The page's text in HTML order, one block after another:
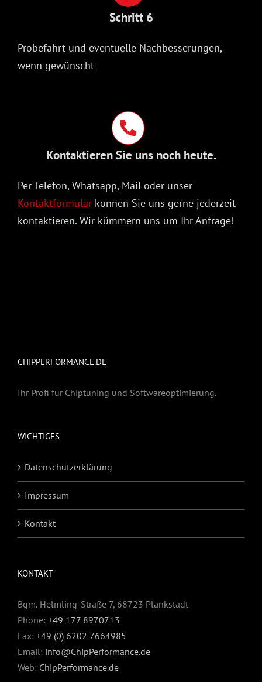
Schritt 6
Probefahrt und eventuelle Nachbesserungen,
wenn gewünscht
Kontaktieren Sie uns noch heute.
Per Telefon, Whatsapp, Mail oder unser
Kontaktformular können Sie uns gerne jederzeit
kontaktieren. Wir kümmern uns um Ihr Anfrage!
CHIPPERFORMANCE.DE
Ihr Profi für Chiptuning und Softwareoptimierung.
WICHTIGES
Datenschutzerklärung
Impressum
Kontakt
KONTAKT
Bgm.-Helmling-Straße 7, 68723 Plankstadt
Phone: +49 177 8970713
Fax: +49 (0) 6202 7664985
Email: info@ChipPerformance.de
Web: ChipPerformance.de